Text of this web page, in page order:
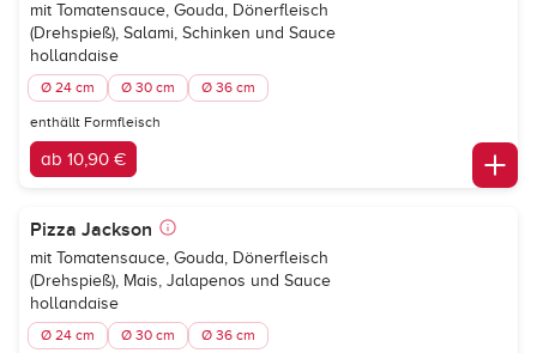
mit Tomatensauce, Gouda, Dönerfleisch
(Drehspieß), Salami, Schinken und Sauce
hollandaise
Ø 24 cm Ø 30 cm Ø 36 cm
enthällt Formfleisch
ab 10,90 €
Pizza Jackson
mit Tomatensauce, Gouda, Dönerfleisch
(Drehspieß), Mais, Jalapenos und Sauce
hollandaise
Ø 24 cm Ø 30 cm Ø 36 cm